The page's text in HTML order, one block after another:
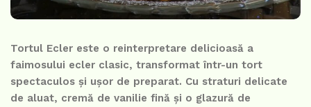
Tortul Ecler este o reinterpretare delicioasă a
faimosului ecler clasic, transformat într-un tort
spectaculos și ușor de preparat. Cu straturi delicate
de aluat, cremă de vanilie fină și o glazură de